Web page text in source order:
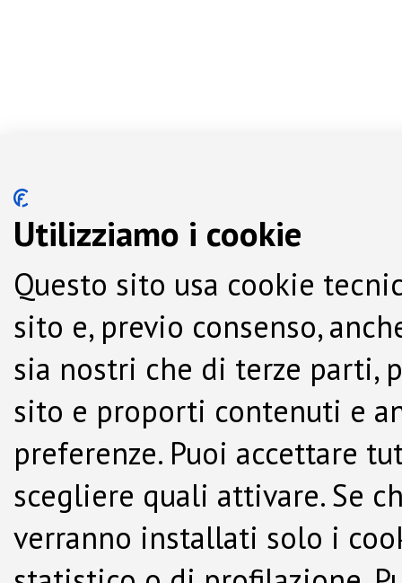
Utilizziamo i cookie
Questo sito usa cookie
sito e, previo consenso,
sia nostri che di terze parti,
sito e proporti contenuti e
preferenze. Puoi accettare
scegliere quali attivare. Se
verranno installati solo i